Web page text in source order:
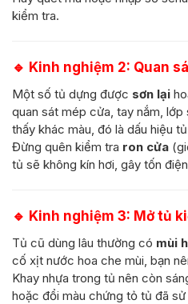
kiểm tra.
🔹 Kinh nghiệm 2: Quan
Một số tủ dựng được sơn lại
quan sát mép cửa, tay nắm,
thấy khác màu, đó là dấu hiệu
Đừng quên kiểm tra ron cửa
tủ sẽ không kín hơi, gây tốn
🔹 Kinh nghiệm 3: Mở tủ
Tủ cũ dùng lâu thường có mùi
cố xịt nước hoa che mùi, bạn
Khay nhựa trong tủ nên còn
hoặc đổi màu chứng tỏ tủ đã